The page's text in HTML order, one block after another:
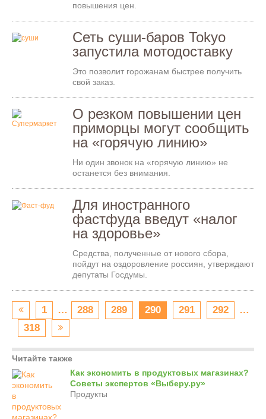
повышения цен.
Сеть суши-баров Tokyo
запустила мотодоставку
Это позволит горожанам быстрее получить
свой заказ.
О резком повышении цен
приморцы могут сообщить
на «горячую линию»
Ни один звонок на «горячую линию» не
останется без внимания.
Для иностранного
фастфуда введут «налог
на здоровье»
Средства, полученные от нового сбора,
пойдут на оздоровление россиян, утверждают
депутаты Госдумы.
1 … 288 289 290 291 292
…
318
Читайте также
Как экономить в продуктовых магазинах?
Советы экспертов «Выберу.ру»
Продукты